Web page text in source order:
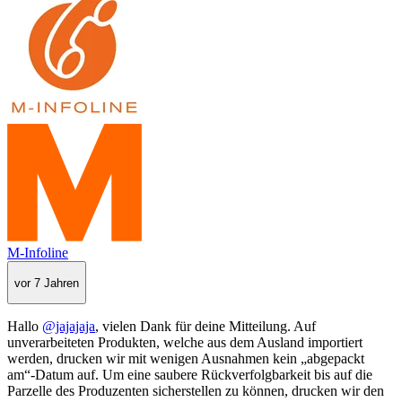
M-Infoline
vor 7 Jahren
Hallo @jajajaja, vielen Dank für deine Mitteilung. Auf
unverarbeiteten Produkten, welche aus dem Ausland importiert
werden, drucken wir mit wenigen Ausnahmen kein „abgepackt
am“-Datum auf. Um eine saubere Rückverfolgbarkeit bis auf die
Parzelle des Produzenten sicherstellen zu können, drucken wir den